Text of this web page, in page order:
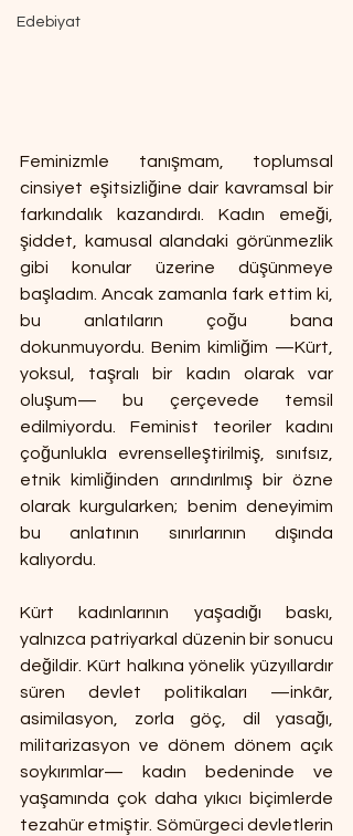
Edebiyat
Feminizmle tanışmam, toplumsal
cinsiyet eşitsizliğine dair kavramsal bir
farkındalık kazandırdı. Kadın emeği,
şiddet, kamusal alandaki görünmezlik
gibi konular üzerine düşünmeye
başladım. Ancak zamanla fark ettim ki,
bu anlatıların çoğu bana
dokunmuyordu. Benim kimliğim —Kürt,
yoksul, taşralı bir kadın olarak var
oluşum— bu çerçevede temsil
edilmiyordu. Feminist teoriler kadını
çoğunlukla evrenselleştirilmiş, sınıfsız,
etnik kimliğinden arındırılmış bir özne
olarak kurgularken; benim deneyimim
bu anlatının sınırlarının dışında
kalıyordu.
Kürt kadınlarının yaşadığı baskı,
yalnızca patriyarkal düzenin bir sonucu
değildir. Kürt halkına yönelik yüzyıllardır
süren devlet politikaları —inkâr,
asimilasyon, zorla göç, dil yasağı,
militarizasyon ve dönem dönem açık
soykırımlar— kadın bedeninde ve
yaşamında çok daha yıkıcı biçimlerde
tezahür etmiştir. Sömürgeci devletlerin